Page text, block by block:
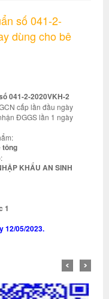
số 041-2-
dùng cho bê
041-2-2020VKH-2
cấp lần đầu ngày
ĐGGS lần 1 ngày
tông
KHẨU AN SINH
1
12/05/2023.